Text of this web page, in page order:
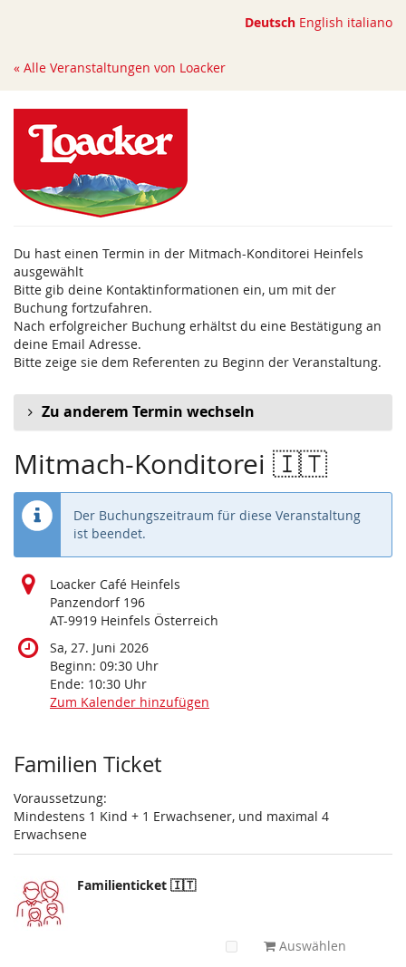
springen
Deutsch English italiano
« Alle Veranstaltungen von Loacker
Du hast einen Termin in der Mitmach-Konditorei Heinfels
ausgewählt
Bitte gib deine Kontaktinformationen ein, um mit der
Buchung fortzufahren.
Nach erfolgreicher Buchung erhältst du eine Bestätigung an
deine Email Adresse.
Bitte zeige sie dem Referenten zu Beginn der Veranstaltung.
Zu anderem Termin wechseln
Mitmach-Konditorei 🇮🇹
Der Buchungszeitraum für diese Veranstaltung
ist beendet.
Loacker Café Heinfels
Panzendorf 196
AT-9919 Heinfels Österreich
Sa, 27. Juni 2026
Beginn: 09:30 Uhr
Ende: 10:30 Uhr
Zum Kalender hinzufügen
Produkte
Familien Ticket
Voraussetzung:
Mindestens 1 Kind + 1 Erwachsener, und maximal 4
Erwachsene
Familienticket 🇮🇹
Auswählen